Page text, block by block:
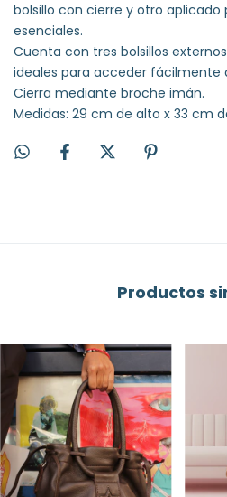
bolsillo con cierre y otro aplicado
esenciales.
Cuenta con tres bolsillos
ideales para acceder fácilmente
Cierra mediante broche imán.
Medidas: 29 cm de alto x 33 cm
Productos